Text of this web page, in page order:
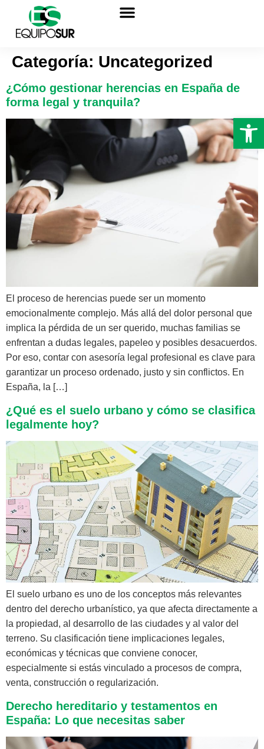
Categoría: Uncategorized
¿Cómo gestionar herencias en España de
forma legal y tranquila?
El proceso de herencias puede ser un momento
emocionalmente complejo. Más allá del dolor personal que
implica la pérdida de un ser querido, muchas familias se
enfrentan a dudas legales, papeleo y posibles desacuerdos.
Por eso, contar con asesoría legal profesional es clave para
garantizar un proceso ordenado, justo y sin conflictos. En
España, la […]
¿Qué es el suelo urbano y cómo se clasifica
legalmente hoy?
El suelo urbano es uno de los conceptos más relevantes
dentro del derecho urbanístico, ya que afecta directamente a
la propiedad, al desarrollo de las ciudades y al valor del
terreno. Su clasificación tiene implicaciones legales,
económicas y técnicas que conviene conocer,
especialmente si estás vinculado a procesos de compra,
venta, construcción o regularización.
Derecho hereditario y testamentos en
España: Lo que necesitas saber
Abrir